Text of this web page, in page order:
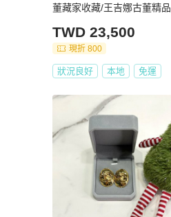
董藏家收藏/王吉娜古董精品
TWD 23,500
現折 800
狀況良好 本地 免運